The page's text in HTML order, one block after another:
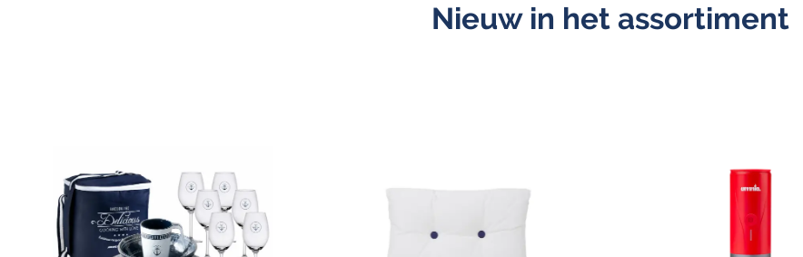
Nieuw in het assortiment